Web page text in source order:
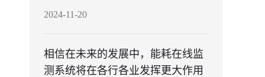
2024-11-20
相信在未来的发展中，能耗在线监
测系统将在各行各业发挥更大作用